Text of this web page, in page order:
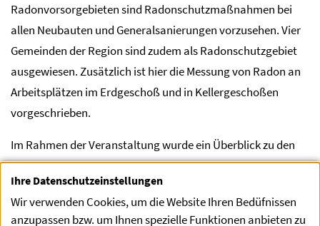
Radonvorsorgebieten sind Radonschutzmaßnahmen bei
allen Neubauten und Generalsanierungen vorzusehen. Vier
Gemeinden der Region sind zudem als Radonschutzgebiet
ausgewiesen. Zusätzlich ist hier die Messung von Radon an
Arbeitsplätzen im Erdgeschoß und in Kellergeschoßen
vorgeschrieben.
Im Rahmen der Veranstaltung wurde ein Überblick zu den
Themen Radonschutz daheim und am Arbeitsplatz, bauliche
Maßnahmen und praktische Beispiele zum Schutz vor
Radon. Im Anschluss der Vorträge wurden die Fragen der
Ihre Datenschutzeinstellungen
Wir verwenden Cookies, um die Website Ihren Bedüfnissen
anzupassen bzw. um Ihnen spezielle Funktionen anbieten zu